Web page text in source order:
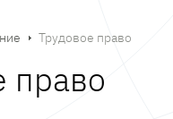
Трудовое право
право